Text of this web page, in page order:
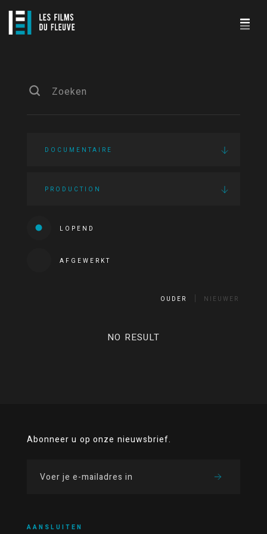
DOCUMENTAIRE
PRODUCTION
LOPEND
AFGEWERKT
OUDER NIEUWER
NO RESULT
Abonneer u op onze nieuwsbrief.
AANSLUITEN